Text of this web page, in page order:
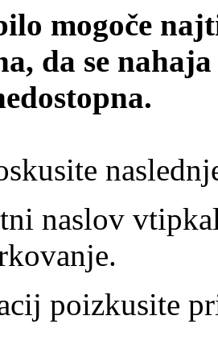
mogoče
da se
naslov
poizkusite